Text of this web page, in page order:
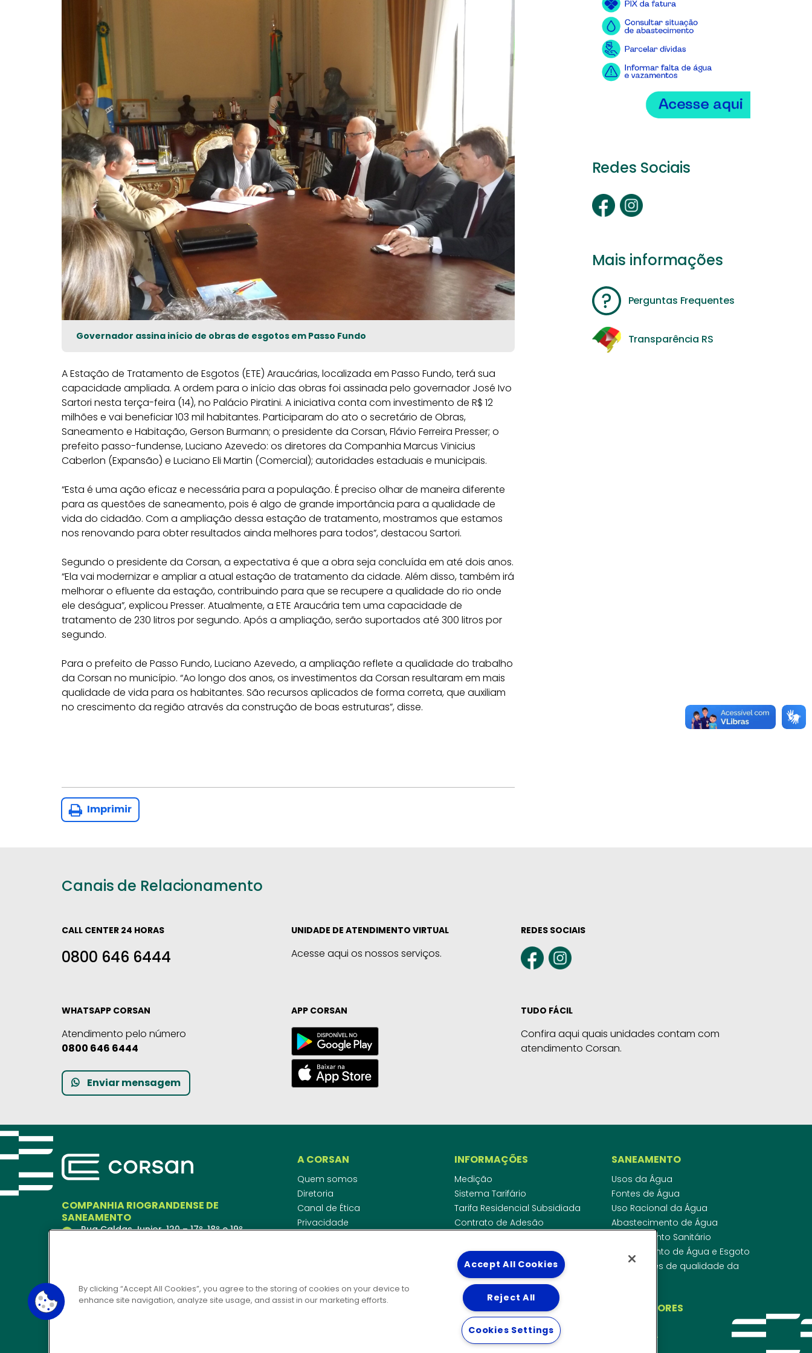
Governador assina início de obras de esgotos em Passo Fundo
A Estação de Tratamento de Esgotos (ETE) Araucárias, localizada em Passo Fundo, terá sua
capacidade ampliada. A ordem para o início das obras foi assinada pelo governador José Ivo
Sartori nesta terça-feira (14), no Palácio Piratini. A iniciativa conta com investimento de R$ 12
milhões e vai beneficiar 103 mil habitantes. Participaram do ato o secretário de Obras,
Saneamento e Habitação, Gerson Burmann; o presidente da Corsan, Flávio Ferreira Presser; o
prefeito passo-fundense, Luciano Azevedo: os diretores da Companhia Marcus Vinicius
Caberlon (Expansão) e Luciano Eli Martin (Comercial); autoridades estaduais e municipais.
“Esta é uma ação eficaz e necessária para a população. É preciso olhar de maneira diferente
para as questões de saneamento, pois é algo de grande importância para a qualidade de
vida do cidadão. Com a ampliação dessa estação de tratamento, mostramos que estamos
nos renovando para obter resultados ainda melhores para todos”, destacou Sartori.
Segundo o presidente da Corsan, a expectativa é que a obra seja concluída em até dois anos.
“Ela vai modernizar e ampliar a atual estação de tratamento da cidade. Além disso, também irá
melhorar o efluente da estação, contribuindo para que se recupere a qualidade do rio onde
ele deságua”, explicou Presser. Atualmente, a ETE Araucária tem uma capacidade de
tratamento de 230 litros por segundo. Após a ampliação, serão suportados até 300 litros por
segundo.
Para o prefeito de Passo Fundo, Luciano Azevedo, a ampliação reflete a qualidade do trabalho
da Corsan no município. “Ao longo dos anos, os investimentos da Corsan resultaram em mais
qualidade de vida para os habitantes. São recursos aplicados de forma correta, que auxiliam
no crescimento da região através da construção de boas estruturas”, disse.
Imprimir
Redes Sociais
Mais informações
Perguntas Frequentes
Transparência RS
Canais de Relacionamento
CALL CENTER 24 HORAS
0800 646 6444
UNIDADE DE ATENDIMENTO VIRTUAL
Acesse aqui os nossos serviços.
REDES SOCIAIS
WHATSAPP CORSAN
Atendimento pelo número
0800 646 6444
Enviar mensagem
APP CORSAN TUDO FÁCIL
Confira aqui quais unidades contam com
atendimento Corsan.
COMPANHIA RIOGRANDENSE DE
SANEAMENTO
Rua Caldas Junior, 120 – 17º, 18º e 19º
CORSAN 24H
A CORSAN
Quem somos
Diretoria
Canal de Ética
Privacidade
Notícias
INFORMAÇÕES
Medição
Sistema Tarifário
Tarifa Residencial Subsidiada
Contrato de Adesão
Agências Reguladoras
Cobrança pela Disponibilidade
Padrão de Ligação de Água
Guia Cadastro Técnico
DIRETORIAS
SANEAMENTO
Usos da Água
Fontes de Água
Uso Racional da Água
Abastecimento de Água
Esgotamento Sanitário
Regulamento de Água e Esgoto
Indicadores de qualidade da
INVESTIDORES
WEBMAIL
By clicking “Accept All Cookies”, you agree to the storing of cookies on your device to
enhance site navigation, analyze site usage, and assist in our marketing efforts.
Accept All Cookies
Reject All
Cookies Settings